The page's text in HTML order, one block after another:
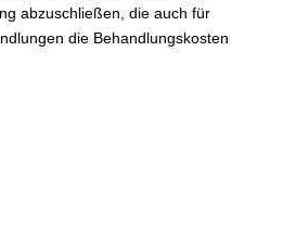
abzuschließen, die auch für
die Behandlungskosten